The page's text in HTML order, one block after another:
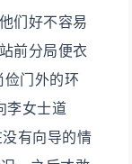
们好不容易
前分局便衣
俭门外的环
李女士道
有向导的情